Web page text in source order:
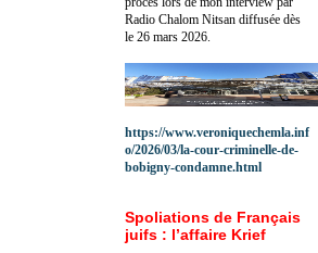
Radio Chalom Nitsan diffusée dès
le 26 mars 2026.
https://www.veroniquechemla.inf
o/2026/03/la-cour-criminelle-de-
bobigny-condamne.html
Spoliations de Français
juifs : l’affaire Krief